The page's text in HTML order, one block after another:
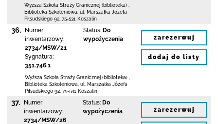
Wyższa Szkoła Straży Granicznej (biblioteka)
Biblioteka Szkoleniowa, ul. Marszałka Józefa
Piłsudskiego 92 75-531 Koszalin
36.
Numer
inwentarzowy:
2734/MSW/21
Sygnatura:
351.746.1
Status: Do
wypożyczenia
Wyższa Szkoła Straży Granicznej (biblioteka)
Biblioteka Szkoleniowa, ul. Marszałka Józefa
Piłsudskiego 92 75-531 Koszalin
zarezerwuj
dodaj do listy
37.
Numer
inwentarzowy:
2734/MSW/26
Status: Do
wypożyczenia
zarezerwuj